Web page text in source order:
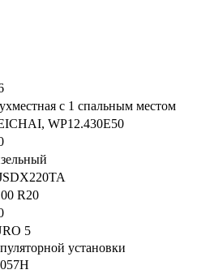
с 1 спальным местом
WP12.430Е50
R20
5
установки